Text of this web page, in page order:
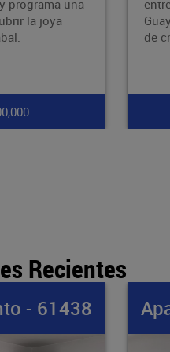
y la avenida
proyección
fáci
Recientes
- 61437